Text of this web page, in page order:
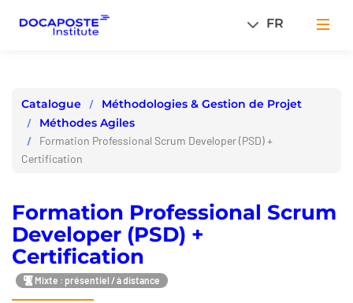
FR
Catalogue
Méthodologies & Gestion de Projet
Méthodes Agiles
Formation Professional Scrum Developer (PSD) +
Certification
Formation Professional Scrum
Developer (PSD) +
Certification
Mixte : présentiel / à distance